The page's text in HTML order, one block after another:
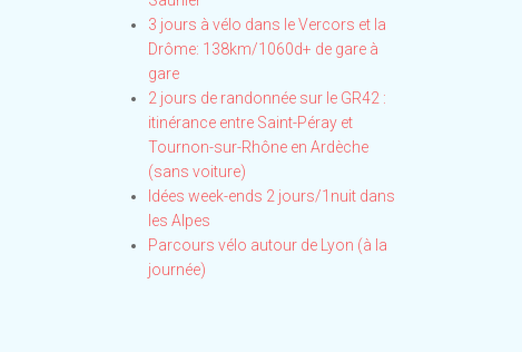
3 jours à vélo dans le Vercors et la
Drôme: 138km/1060d+ de gare à
gare
2 jours de randonnée sur le GR42 :
itinérance entre Saint-Péray et
Tournon-sur-Rhône en Ardèche
(sans voiture)
Idées week-ends 2 jours/1nuit dans
les Alpes
Parcours vélo autour de Lyon (à la
journée)